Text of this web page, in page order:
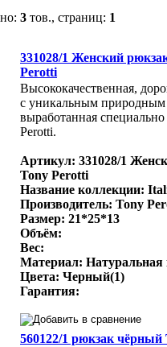
3 тов., страниц: 1
331028/1 Женский
Perotti
Высококачественная,
с уникальным природным
выработанная
Perotti.
Артикул: 331028/1
Tony Perotti
Название коллекции:
Производитель: Tony
Размер: 21*25*13
Объём:
Вес:
Материал: Натуральная
Цвета: Черный(1)
Гарантия:
560122/1 рюкзак чёрный